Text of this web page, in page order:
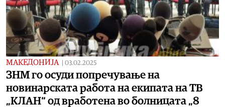
МАКЕДОНИЈА 03.02.2025
ЗНМ го осуди попречување на
новинарската работа на екипата на ТВ
„КЛАН“ од вработена во болницата „8